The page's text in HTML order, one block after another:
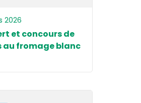
2026
et concours de
au fromage blanc